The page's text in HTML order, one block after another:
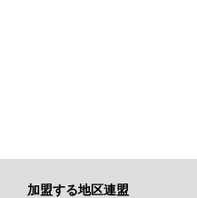
加盟する地区連盟